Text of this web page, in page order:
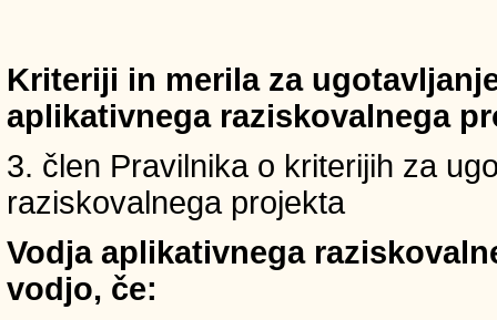
Kriteriji in merila za
aplikativnega raziskovalnega
3. člen Pravilnika o kriterijih za
raziskovalnega projekta
Vodja aplikativnega
vodjo, če: